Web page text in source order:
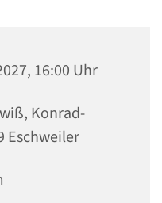
16:00 Uhr
Konrad-
Eschweiler